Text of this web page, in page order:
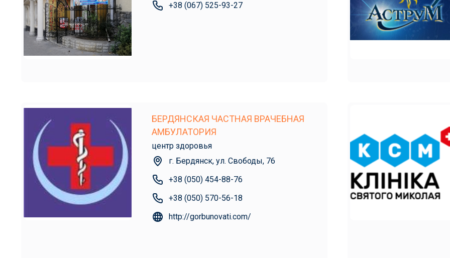
+38 (067) 525-93-27
БЕРДЯНСКАЯ ЧАСТНАЯ ВРАЧЕБНАЯ
АМБУЛАТОРИЯ
центр здоровья
г. Бердянск, ул. Свободы, 76
+38 (050) 454-88-76
+38 (050) 570-56-18
http://gorbunovati.com/